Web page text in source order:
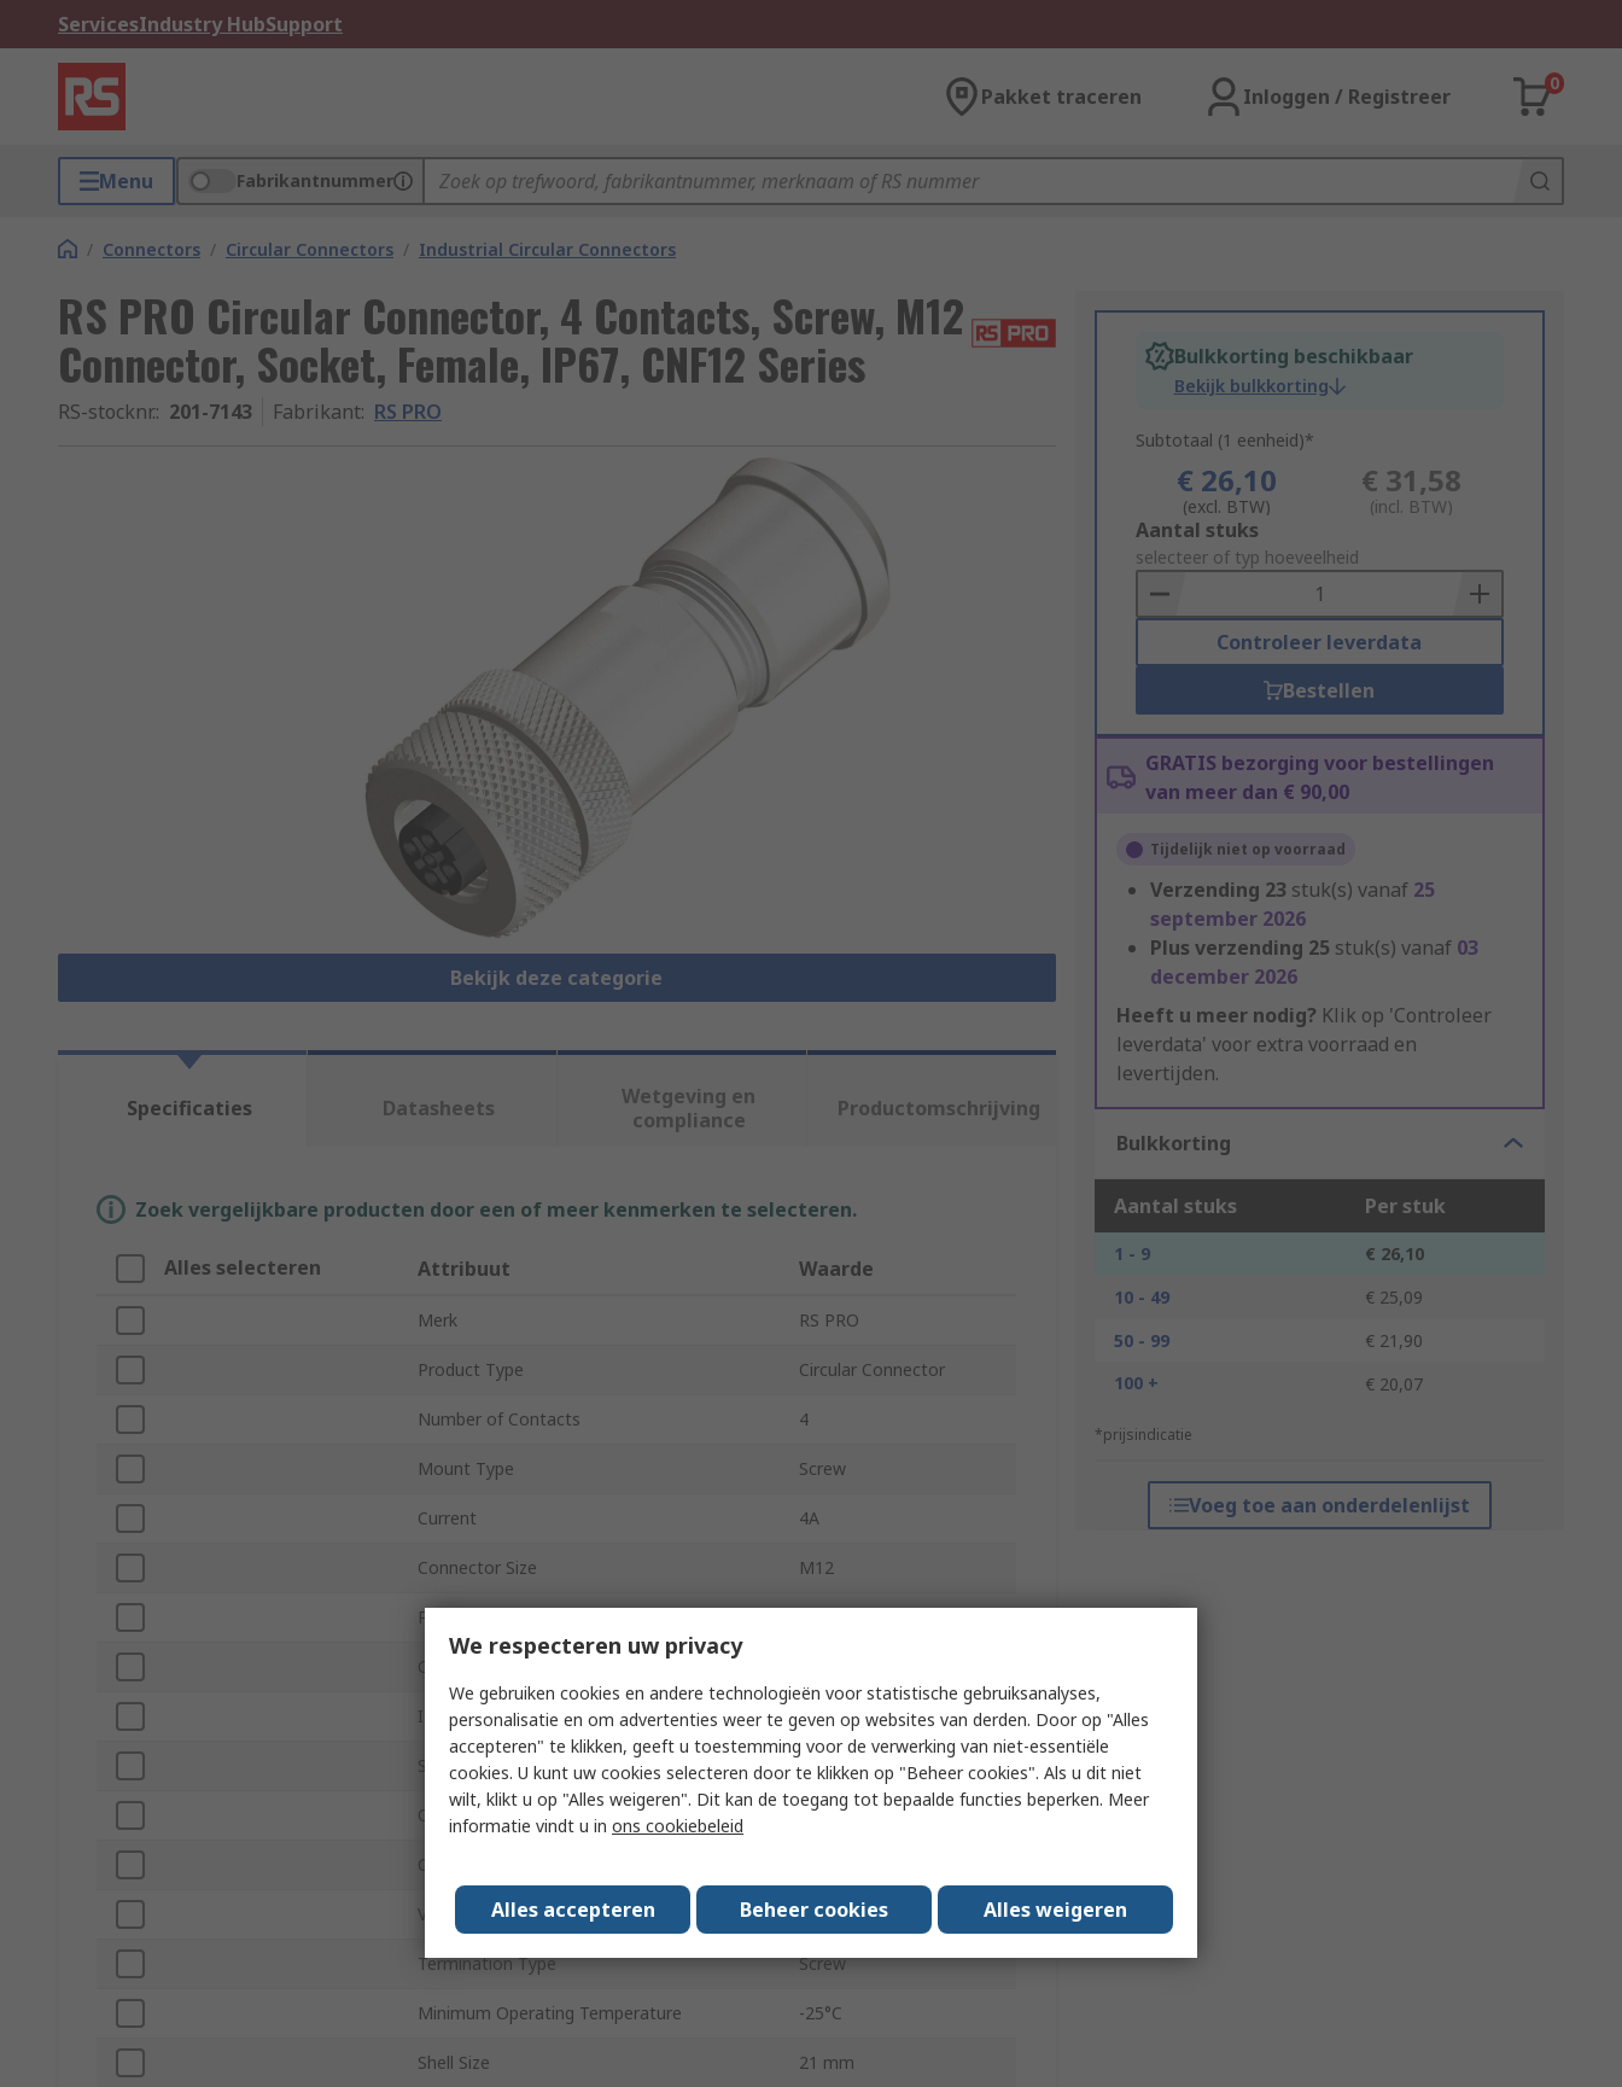
ServicesIndustry HubSupport
Pakket traceren Inloggen / Registreer
0
Menu Fabrikantnummer
/ Connectors / Circular Connectors / Industrial Circular Connectors
RS PRO Circular Connector, 4 Contacts, Screw, M12
Connector, Socket, Female, IP67, CNF12 Series
RS-stocknr.: 201-7143 Fabrikant: RS PRO
Bekijk deze categorie
Bulkkorting beschikbaar
Bekijk bulkkorting
Subtotaal (1 eenheid)*
€ 26,10
(excl. BTW)
€ 31,58
(incl. BTW)
Add
to
Basket
Aantal stuks
selecteer of typ hoeveelheid
Controleer leverdata
Bestellen
GRATIS bezorging voor bestellingen
van meer dan € 90,00
Tijdelijk niet op voorraad
Verzending 23 stuk(s) vanaf 25
september 2026
Plus verzending 25 stuk(s) vanaf 03
december 2026
Heeft u meer nodig? Klik op 'Controleer
leverdata' voor extra voorraad en
levertijden.
Bulkkorting
Aantal stuks Per stuk
1 - 9
€ 26,10
10 - 49
€ 25,09
50 - 99
€ 21,90
100 +
€ 20,07
*prijsindicatie
Voeg toe aan onderdelenlijst
Specificaties Datasheets
Wetgeving en
compliance
Productomschrijving
Zoek vergelijkbare producten door een of meer kenmerken te selecteren.
Alles selecteren Attribuut Waarde
Merk RS PRO
Product Type Circular Connector
Number of Contacts 4
Mount Type Screw
Current 4A
Connector Size M12
Plug/Socket
Contact Gender
IP Rating IP67
Series CNF12
Orientation Straight
Coding
Voltage 250V
Termination Type Screw
Minimum Operating Temperature -25°C
Shell Size 21 mm
We respecteren uw privacy
We gebruiken cookies en andere technologieën voor statistische gebruiksanalyses,
personalisatie en om advertenties weer te geven op websites van derden. Door op "Alles
accepteren" te klikken, geeft u toestemming voor de verwerking van niet-essentiële
cookies. U kunt uw cookies selecteren door te klikken op "Beheer cookies". Als u dit niet
wilt, klikt u op "Alles weigeren". Dit kan de toegang tot bepaalde functies beperken. Meer
informatie vindt u in ons cookiebeleid
Alles accepteren Beheer cookies Alles weigeren